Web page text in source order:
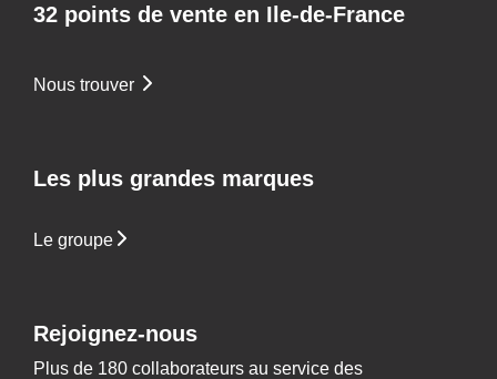
32 points de vente en Ile-de-France
Nous trouver
Les plus grandes marques
Le groupe
Rejoignez-nous
Plus de 180 collaborateurs au service des